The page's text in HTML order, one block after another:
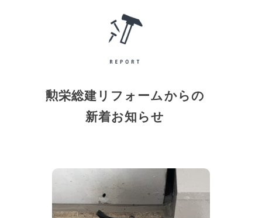
勲栄総建リフォームからの
新着お知らせ